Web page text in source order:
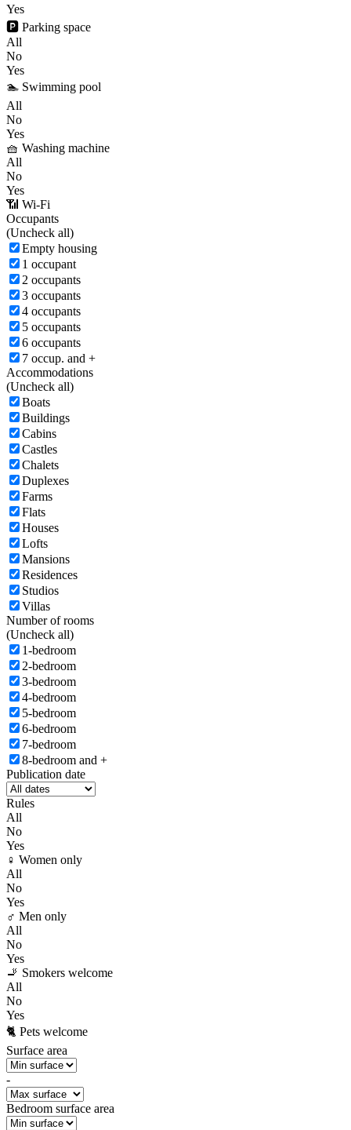
Yes
🅿️ Parking space
All
No
Yes
🏊 Swimming pool
All
No
Yes
🧺 Washing machine
All
No
Yes
📶 Wi-Fi
Occupants
(Uncheck all)
Empty housing
1 occupant
2 occupants
3 occupants
4 occupants
5 occupants
6 occupants
7 occup. and +
Accommodations
(Uncheck all)
Boats
Buildings
Cabins
Castles
Chalets
Duplexes
Farms
Flats
Houses
Lofts
Mansions
Residences
Studios
Villas
Number of rooms
(Uncheck all)
1-bedroom
2-bedroom
3-bedroom
4-bedroom
5-bedroom
6-bedroom
7-bedroom
8-bedroom and +
Publication date
Rules
All
No
Yes
♀️ Women only
All
No
Yes
♂️ Men only
All
No
Yes
🚬 Smokers welcome
All
No
Yes
🐈 Pets welcome
Surface area
-
Bedroom surface area